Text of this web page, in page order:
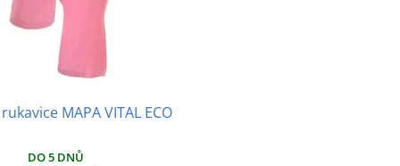
MAPA VITAL ECO
DO 5 DNŮ